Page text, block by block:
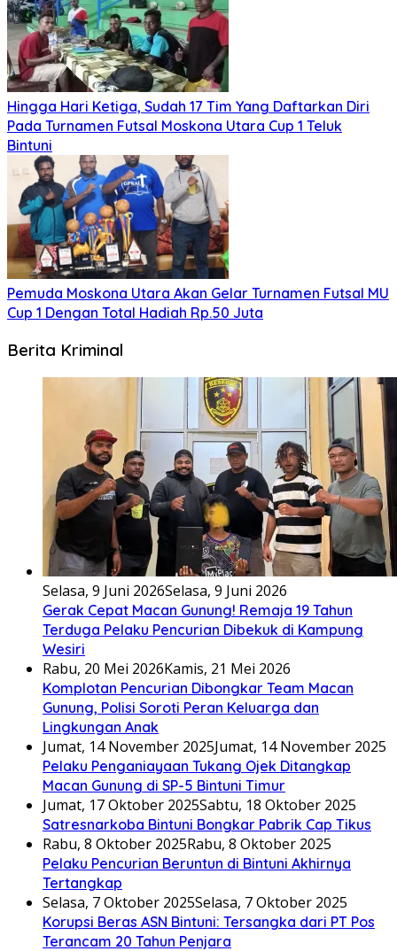
Hingga Hari Ketiga, Sudah 17 Tim Yang Daftarkan Diri
Pada Turnamen Futsal Moskona Utara Cup 1 Teluk
Bintuni
Pemuda Moskona Utara Akan Gelar Turnamen Futsal MU
Cup 1 Dengan Total Hadiah Rp.50 Juta
Berita Kriminal
Selasa, 9 Juni 2026Selasa, 9 Juni 2026
Gerak Cepat Macan Gunung! Remaja 19 Tahun
Terduga Pelaku Pencurian Dibekuk di Kampung
Wesiri
Rabu, 20 Mei 2026Kamis, 21 Mei 2026
Komplotan Pencurian Dibongkar Team Macan
Gunung, Polisi Soroti Peran Keluarga dan
Lingkungan Anak
Jumat, 14 November 2025Jumat, 14 November 2025
Pelaku Penganiayaan Tukang Ojek Ditangkap
Macan Gunung di SP-5 Bintuni Timur
Jumat, 17 Oktober 2025Sabtu, 18 Oktober 2025
Satresnarkoba Bintuni Bongkar Pabrik Cap Tikus
Rabu, 8 Oktober 2025Rabu, 8 Oktober 2025
Pelaku Pencurian Beruntun di Bintuni Akhirnya
Tertangkap
Selasa, 7 Oktober 2025Selasa, 7 Oktober 2025
Korupsi Beras ASN Bintuni: Tersangka dari PT Pos
Terancam 20 Tahun Penjara